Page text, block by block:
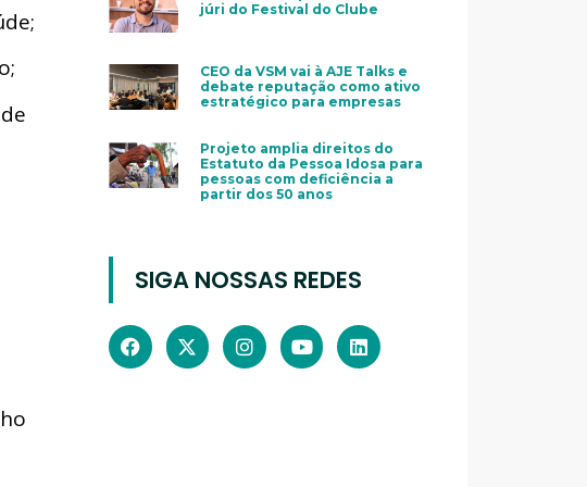
júri do Festival do Clube
CEO da VSM vai à AJE Talks e
debate reputação como ativo
estratégico para empresas
Projeto amplia direitos do
Estatuto da Pessoa Idosa para
pessoas com deficiência a
partir dos 50 anos
SIGA NOSSAS REDES